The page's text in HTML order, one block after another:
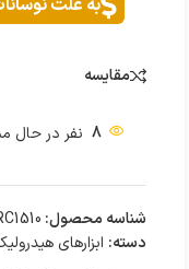
مقایسه
8 نفر در حال
شناسه محصول:
دسته: ابزارهای